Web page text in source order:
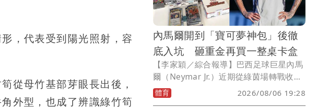
，代表受到陽光照射，容
從母竹基部芽眼長出後，
外型，也成了辨識綠竹筍
內馬爾開到「寶可夢神包」後徹
底入坑 砸重金再買一整桌卡盒
【李家穎／綜合報導】巴西足球巨星內馬
爾（Neymar Jr.）近期從綠茵場轉戰收藏
圈，沒想到竟靠「寶可夢手氣」逆轉人
生！剛在世界盃足球賽完成生涯最後舞台
體育 2026/08/06 19:28